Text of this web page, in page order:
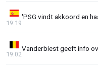
'PSG vindt akkoord en
19:19
Vanderbiest geeft info
19:02